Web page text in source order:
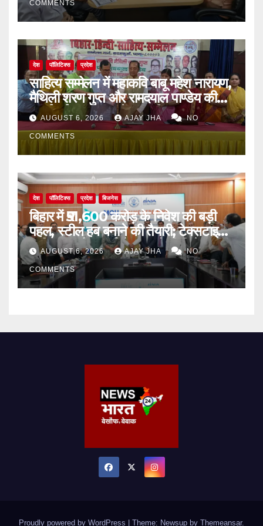
COMMENTS
देश पॉलिटिक्स प्रदेश
साहित्य सम्मेलन में महाकवि बाबू महेश नारायण,
मैथिली शरण गुप्त और रामदयाल पाण्डेय की
मनाई गई जयंती, 72वें जन्म-दिवस पर
बिन्देश्वर गुप्ता हुए सम्मानित
AUGUST 6, 2026 AJAY JHA NO
COMMENTS
देश पॉलिटिक्स प्रदेश बिजनेस
बिहार में ₹51,600 करोड़ के निवेश की बड़ी
पहल, स्टील हब बनाने की तैयारी; टेक्सटाइल,
न्यूक्लियर और फार्मा सेक्टर को भी मिलेगा
बढ़ावा
AUGUST 6, 2026 AJAY JHA NO
COMMENTS
Proudly powered by WordPress Theme: Newsup by Themeansar.